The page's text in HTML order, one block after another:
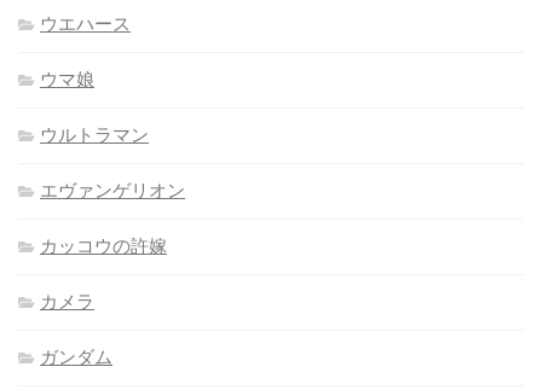
ウエハース
ウマ娘
ウルトラマン
エヴァンゲリオン
カッコウの許嫁
カメラ
ガンダム